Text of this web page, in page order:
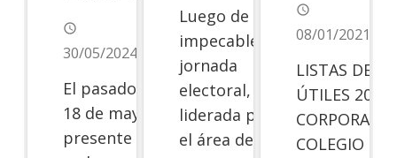
access_time
30/05/2024
El pasado 17 y
18 de mayo del
presente año,
Luego de una
impecable
jornada
electoral,
liderada por
el área de
access_time
08/01/2021
LISTAS DE
ÚTILES 2021
COLEGIO